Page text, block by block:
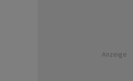
Anzeige